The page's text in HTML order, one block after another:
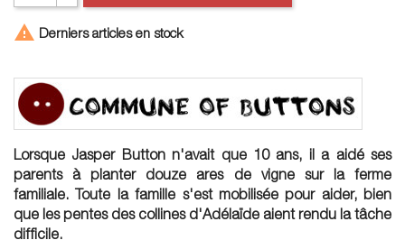
 Derniers articles en stock
Lorsque Jasper Button n'avait que 10 ans, il a aidé ses
parents à planter douze ares de vigne sur la ferme
familiale. Toute la famille s'est mobilisée pour aider, bien
que les pentes des collines d'Adélaïde aient rendu la tâche
difficile.